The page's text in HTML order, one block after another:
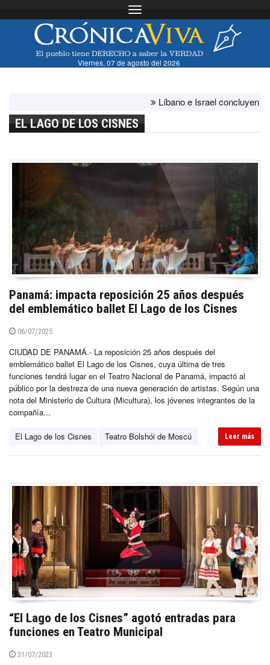
Toggle navigation
Viernes, 07 de agosto del 2026
Líbano e Israel concluyen
EL LAGO DE LOS CISNES
Panamá: impacta reposición 25 años después
del emblemático ballet El Lago de los Cisnes
06/07/2025
CIUDAD DE PANAMÁ.- La reposición 25 años después del
emblemático ballet El Lago de los Cisnes, cuya última de tres
funciones tendrá lugar en el Teatro Nacional de Panamá, impactó al
público por la destreza de una nueva generación de artistas. Según una
nota del Ministerio de Cultura (Micultura), los jóvenes integrantes de la
compañía...
El Lago de los Cisnes Teatro Bolshói de Moscú Leer más
“El Lago de los Cisnes” agotó entradas para
funciones en Teatro Municipal
31/07/2023